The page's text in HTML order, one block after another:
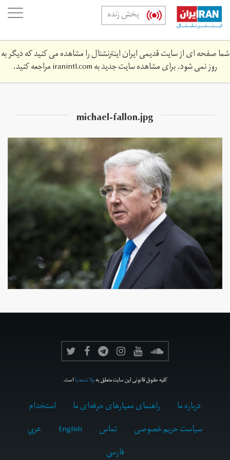
Skip
main
content
پخش زنده
شما صفحه ای از سایت قدیمی ایران اینترنشنال را مشاهده می کنید که دیگر به
روز نمی شود. برای مشاهده سایت جدید بهiranintl.comمراجعه کنید.
michael-fallon.jpg
کلیه حقوق قانونی این سایت متعلق بهولانت‌مدیااست.
درباره ما راهنمای معیارهای حرفه‌ای ما
استخدام
سیاست حریم خصوصی
تماس English
عربي
فارسى